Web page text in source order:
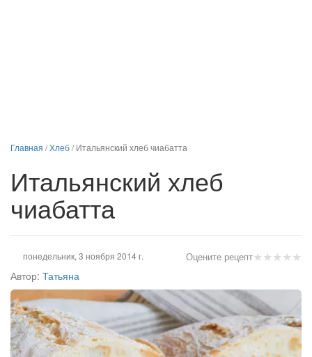
Главная /Хлеб/Итальянский хлеб чиабатта
Итальянский хлеб
чиабатта
★★★★★
Оцените рецепт
понедельник, 3 ноября 2014 г.
Автор: Татьяна